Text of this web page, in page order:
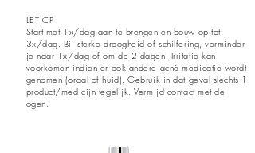
LET OP
Start met 1x/dag aan te brengen en bouw op tot
3x/dag. Bij sterke droogheid of schilfering, verminder
je naar 1x/dag of om de 2 dagen. Irritatie kan
voorkomen indien er ook andere acné medicatie wordt
genomen (oraal of huid). Gebruik in dat geval slechts 1
product/medicijn tegelijk. Vermijd contact met de
ogen.